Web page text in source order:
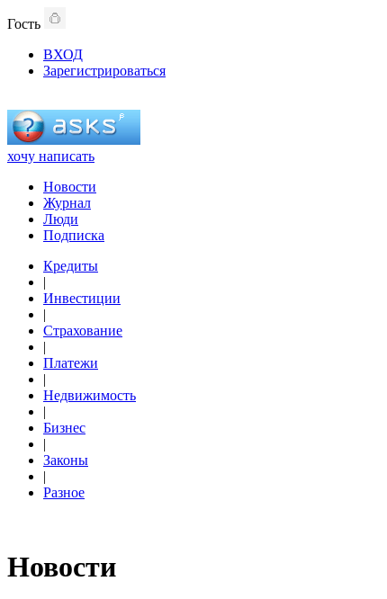
Гость
ВХОД
Зарегистрироваться
хочу написать
Новости
Журнал
Люди
Подписка
Кредиты
|
Инвестиции
|
Страхование
|
Платежи
|
Недвижимость
|
Бизнес
|
Законы
|
Разное
Новости